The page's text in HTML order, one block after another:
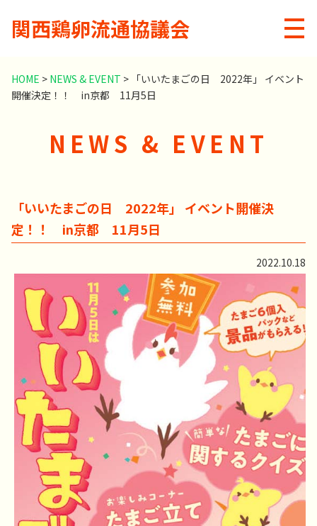
関西鶏卵流通協議会 メニ
HOME > NEWS & EVENT > 「いいたまごの日 2022年」 イベント
開催決定！！ in京都 11月5日
NEWS & EVENT
「いいたまごの日 2022年」 イベント開催決
定！！ in京都 11月5日
2022.10.18